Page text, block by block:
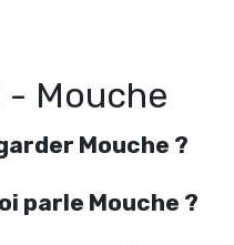
- Mouche
Mouche ?
parle Mouche ?